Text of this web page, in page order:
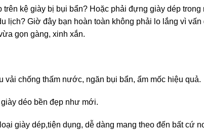
kệ giày bị bụi bẩn? Hoặc phải đựng giày dép
lịch? Giờ đây bạn hoàn toàn không phải lo lắng vì
gọn gàng, xinh xắn.
chống thấm nước, ngăn bụi bẩn, ẩm mốc hiệu quả.
déo bền đẹp như mới.
giày dép,tiện dụng, dễ dàng mang theo đến bất cứ